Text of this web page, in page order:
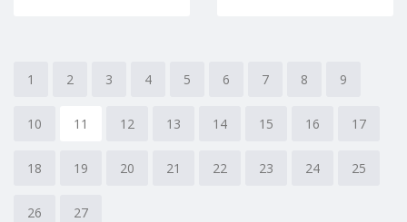
1 2 3 4 5 6 7 8 9
10 11 12 13 14 15 16 17
18 19 20 21 22 23 24 25
26 27